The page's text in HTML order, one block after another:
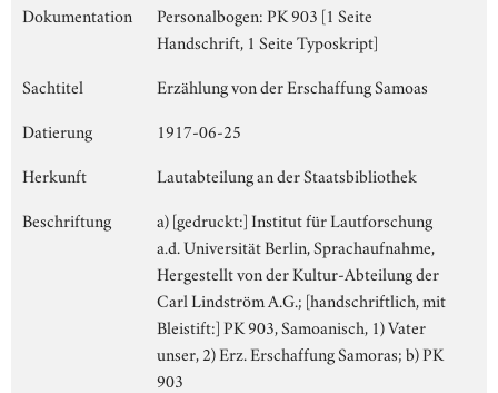
Dokumentation
Personalbogen: PK 903 [1 Seite
Handschrift, 1 Seite Typoskript]
Sachtitel
Erzählung von der Erschaffung Samoas
Datierung
1917-06-25
Herkunft
Lautabteilung an der Staatsbibliothek
Beschriftung
a) [gedruckt:] Institut für Lautforschung
a.d. Universität Berlin, Sprachaufnahme,
Hergestellt von der Kultur-Abteilung der
Carl Lindström A.G.; [handschriftlich, mit
Bleistift:] PK 903, Samoanisch, 1) Vater
unser, 2) Erz. Erschaffung Samoras; b) PK
903